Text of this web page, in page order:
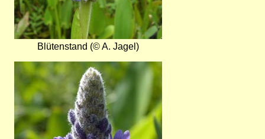
Blütenstand (© A. Jagel)
Bild